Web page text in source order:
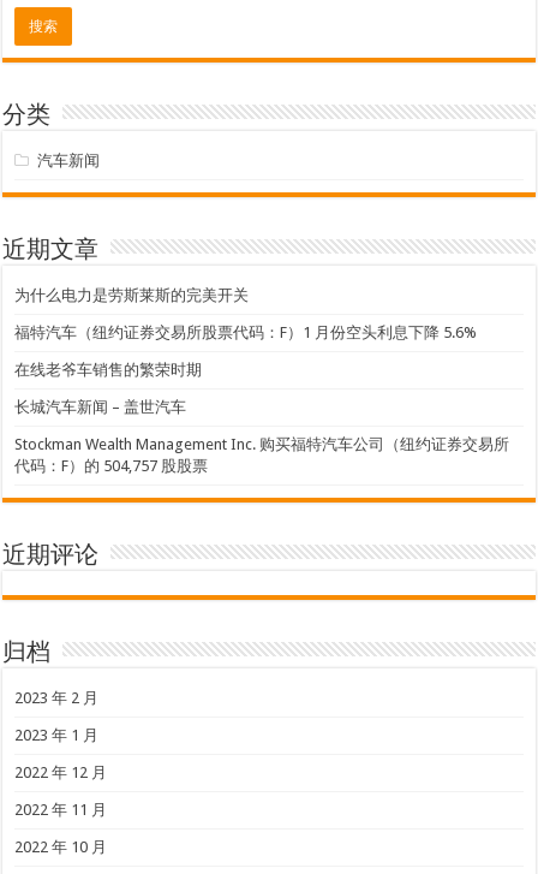
分类
汽车新闻
近期文章
为什么电力是劳斯莱斯的完美开关
福特汽车（纽约证券交易所股票代码：F）1 月份空头利息下降 5.6%
在线老爷车销售的繁荣时期
长城汽车新闻 – 盖世汽车
Stockman Wealth Management Inc. 购买福特汽车公司（纽约证券交易所
代码：F）的 504,757 股股票
近期评论
归档
2023 年 2 月
2023 年 1 月
2022 年 12 月
2022 年 11 月
2022 年 10 月